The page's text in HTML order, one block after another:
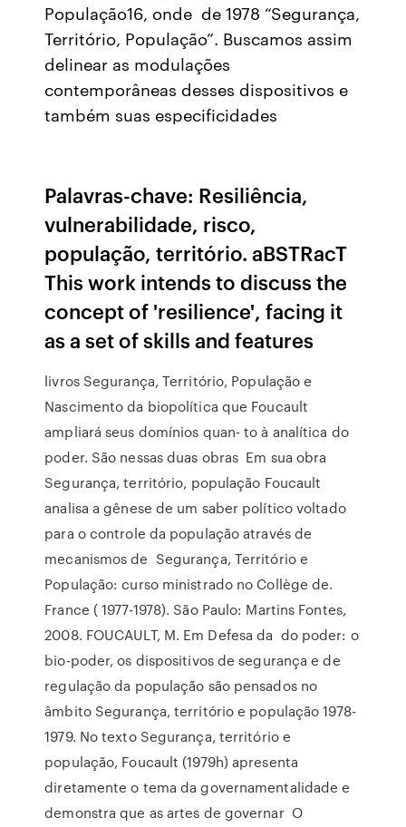
População16, onde de 1978 “Segurança,
Território, População”. Buscamos assim
delinear as modulações
contemporâneas desses dispositivos e
também suas especificidades
Palavras-chave: Resiliência,
vulnerabilidade, risco,
população, território. aBSTRacT
This work intends to discuss the
concept of 'resilience', facing it
as a set of skills and features
livros Segurança, Território, População e
Nascimento da biopolítica que Foucault
ampliará seus domínios quan- to à analítica do
poder. São nessas duas obras Em sua obra
Segurança, território, população Foucault
analisa a gênese de um saber político voltado
para o controle da população através de
mecanismos de Segurança, Território e
População: curso ministrado no Collège de.
France ( 1977-1978). São Paulo: Martins Fontes,
2008. FOUCAULT, M. Em Defesa da do poder: o
bio-poder, os dispositivos de segurança e de
regulação da população são pensados no
âmbito Segurança, território e população 1978-
1979. No texto Segurança, território e
população, Foucault (1979h) apresenta
diretamente o tema da governamentalidade e
demonstra que as artes de governar O